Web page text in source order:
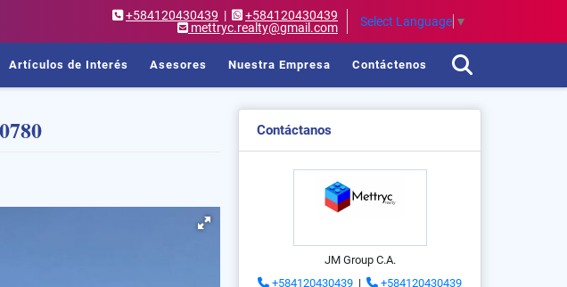
+584120430439 |
+584120430439
mettryc.realty@gmail.com
Select Language ▼
Artículos de Interés Asesores Nuestra Empresa Contáctenos
Contáctanos
JM Group C.A.
+584120430439 |
+584120430439